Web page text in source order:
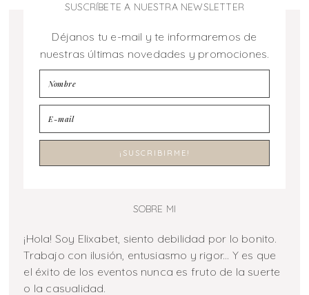
SUSCRÍBETE A NUESTRA NEWSLETTER
Déjanos tu e-mail y te informaremos de
nuestras últimas novedades y promociones.
SOBRE MI
¡Hola! Soy Elixabet, siento debilidad por lo bonito.
Trabajo con ilusión, entusiasmo y rigor... Y es que
el éxito de los eventos nunca es fruto de la suerte
o la casualidad.